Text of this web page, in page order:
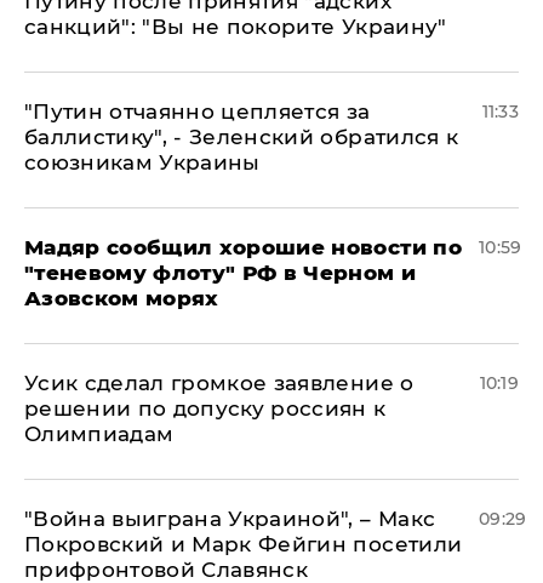
санкций": "Вы не покорите Украину"
"Путин отчаянно цепляется за
баллистику", - Зеленский обратился к
союзникам Украины
11:33
Мадяр сообщил хорошие новости по
"теневому флоту" РФ в Черном и
Азовском морях
10:59
Усик сделал громкое заявление о
решении по допуску россиян к
Олимпиадам
10:19
"Война выиграна Украиной", – Макс
Покровский и Марк Фейгин посетили
прифронтовой Славянск
09:29